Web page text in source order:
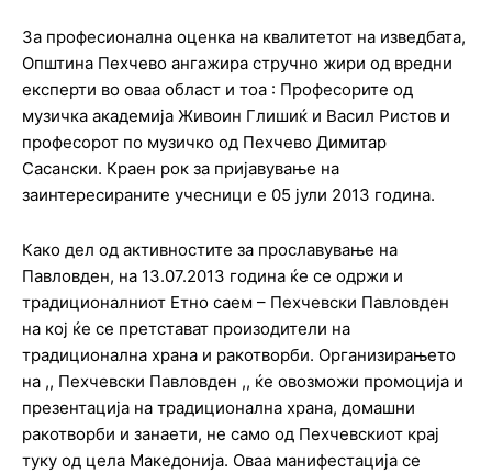
За професионална оценка на квалитетот на изведбата,
Општина Пехчево ангажира стручно жири од вредни
експерти во оваа област и тоа : Професорите од
музичка академија Живоин Глишиќ и Васил Ристов и
професорот по музичко од Пехчево Димитар
Сасански. Краен рок за пријавување на
заинтересираните учесници е 05 јули 2013 година.
Како дел од активностите за прославување на
Павловден, на 13.07.2013 година ќе се одржи и
традиционалниот Етно саем – Пехчевски Павловден
на кој ќе се претстават произодители на
традиционална храна и ракотворби. Организирањето
на ,, Пехчевски Павловден ,, ќе овозможи промоција и
презентација на традиционална храна, домашни
ракотворби и занаети, не само од Пехчевскиот крај
туку од цела Македонија. Оваа манифестација се